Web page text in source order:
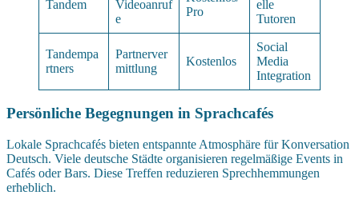
Tandem
Videoanruf
e
Pro
elle
Tutoren
Tandempa
rtners
Partnerver
mittlung
Kostenlos
Social
Media
Integration
Persönliche Begegnungen in Sprachcafés
Lokale Sprachcafés bieten entspannte Atmosphäre für Konversation
Deutsch. Viele deutsche Städte organisieren regelmäßige Events in
Cafés oder Bars. Diese Treffen reduzieren Sprechhemmungen
erheblich.